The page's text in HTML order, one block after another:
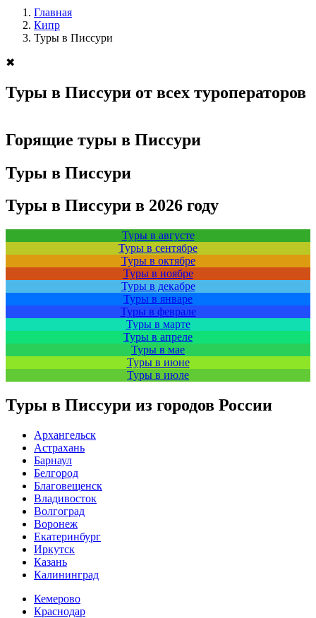
Главная
Кипр
Туры в Писсури
✖
Туры в Писсури от всех туроператоров
Горящие туры в Писсури
Туры в Писсури
Туры в Писсури в 2026 году
Туры в августе
Туры в сентябре
Туры в октябре
Туры в ноябре
Туры в декабре
Туры в январе
Туры в феврале
Туры в марте
Туры в апреле
Туры в мае
Туры в июне
Туры в июле
Туры в Писсури из городов России
Архангельск
Астрахань
Барнаул
Белгород
Благовещенск
Владивосток
Волгоград
Воронеж
Екатеринбург
Иркутск
Казань
Калининград
Кемерово
Краснодар